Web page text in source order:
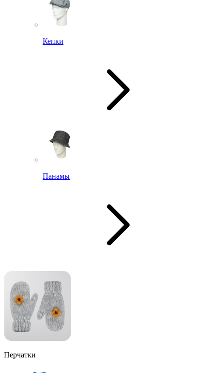
Кепки
Панамы
Перчатки